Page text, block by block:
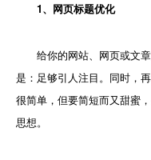
1、网页标题优化
给你的网站、网页或文
是：足够引人注目。同时，
很简单，但要简短而又甜蜜
思想。